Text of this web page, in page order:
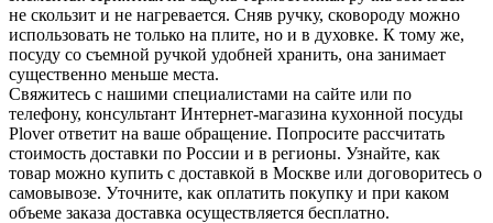
не скользит и не нагревается. Сняв ручку, сковороду можно
использовать не только на плите, но и в духовке. К тому же,
посуду со съемной ручкой удобней хранить, она занимает
существенно меньше места.
Свяжитесь с нашими специалистами на сайте или по
телефону, консультант Интернет-магазина кухонной посуды
Plover ответит на ваше обращение. Попросите рассчитать
стоимость доставки по России и в регионы. Узнайте, как
товар можно купить с доставкой в Москве или договоритесь о
самовывозе. Уточните, как оплатить покупку и при каком
объеме заказа доставка осуществляется бесплатно.